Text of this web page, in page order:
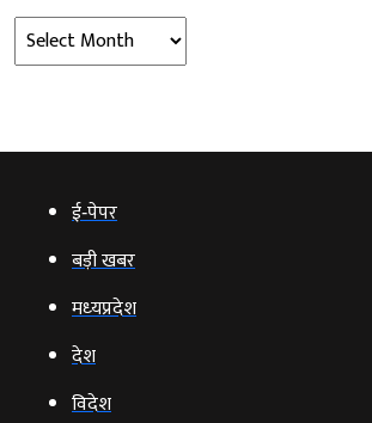
Archives
ई‑पेपर
बड़ी खबर
मध्‍यप्रदेश
देश
विदेश